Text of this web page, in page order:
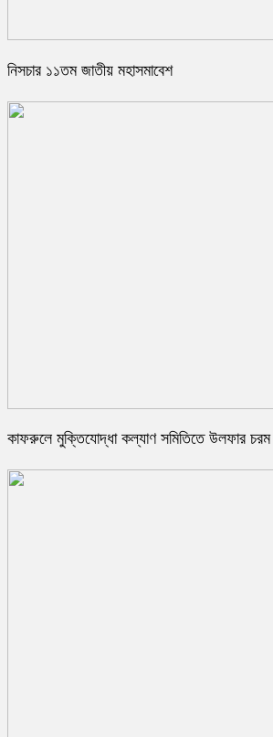
নিসচার ১১তম জাতীয় মহাসমাবেশ
কাফরুলে মুক্তিযোদ্ধা কল্যাণ সমিতিতে উলফার চরম